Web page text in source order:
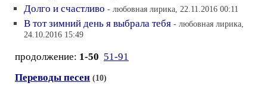
Долго и счастливо - любовная лирика, 22.11.2016 00:11
В тот зимний день я выбрала тебя - любовная лирика,
24.10.2016 15:49
продолжение: 1-50 51-91
Переводы песен (10)